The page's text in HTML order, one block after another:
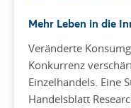
Mehr Leben in die
Veränderte
Konkurrenz
Einzelhandels. Eine
Handelsblatt